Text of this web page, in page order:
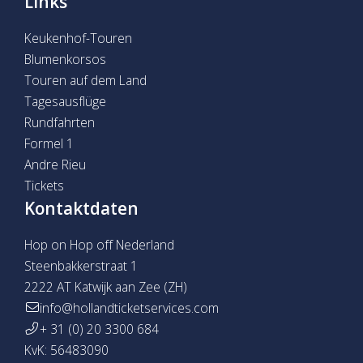
Keukenhof-Touren
Blumenkorsos
Touren auf dem Land
Tagesausflüge
Rundfahrten
Formel 1
Andre Rieu
Tickets
Kontaktdaten
Hop on Hop off Nederland
Steenbakkerstraat 1
2222 AT Katwijk aan Zee (ZH)
info@hollandticketservices.com
+ 31 (0) 20 3300 684
KvK: 56483090